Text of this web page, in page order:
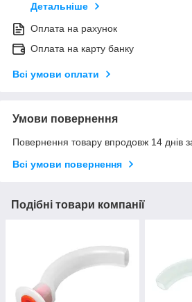
Детальніше
Оплата на рахунок
Оплата на карту банку
Всі умови оплати
Умови повернення
Повернення товару впродовж 14 днів
Всі умови повернення
Подібні товари компанії